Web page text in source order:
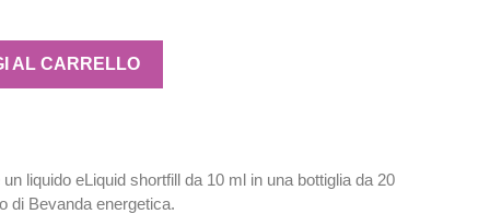
AL CARRELLO
liquido eLiquid shortfill da 10 ml in una bottiglia da 20
di Bevanda energetica.